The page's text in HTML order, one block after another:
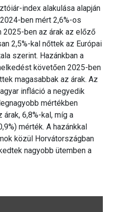
index alakulása alapján
ben mért 2,6%-os
ben az árak az előző
2,5%-kal nőttek az Európai
szerint. Hazánkban a
követően 2025-ben
magasabbak az árak. Az
infláció a negyedik
mértékben
árak, 6,8%-kal, míg a
mérték. A hazánkkal
közül Horvátországban
nagyobb ütemben a